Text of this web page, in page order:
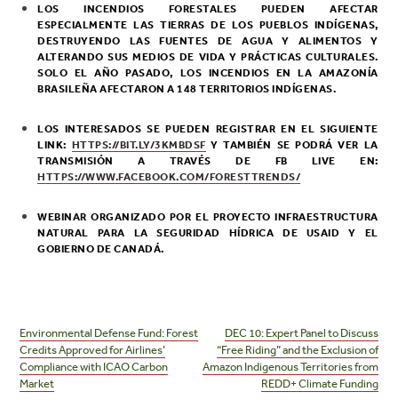
LOS INCENDIOS FORESTALES PUEDEN AFECTAR
ESPECIALMENTE LAS TIERRAS DE LOS PUEBLOS INDÍGENAS,
DESTRUYENDO LAS FUENTES DE AGUA Y ALIMENTOS Y
ALTERANDO SUS MEDIOS DE VIDA Y PRÁCTICAS CULTURALES.
SOLO EL AÑO PASADO, LOS INCENDIOS EN LA AMAZONÍA
BRASILEÑA AFECTARON A 148 TERRITORIOS INDÍGENAS.
LOS INTERESADOS SE PUEDEN REGISTRAR EN EL SIGUIENTE
LINK: HTTPS://BIT.LY/3KMBDSFY TAMBIÉN SE PODRÁ VER LA
TRANSMISIÓN A TRAVÉS DE FB LIVE EN:
HTTPS://WWW.FACEBOOK.COM/FORESTTRENDS/
WEBINAR ORGANIZADO POR EL PROYECTO INFRAESTRUCTURA
NATURAL PARA LA SEGURIDAD HÍDRICA DE USAID Y EL
GOBIERNO DE CANADÁ.
navigation
Environmental Defense Fund: Forest
Credits Approved for Airlines’
Compliance with ICAO Carbon
Market
DEC 10: Expert Panel to Discuss
“Free Riding” and the Exclusion of
Amazon Indigenous Territories from
REDD+ Climate Funding